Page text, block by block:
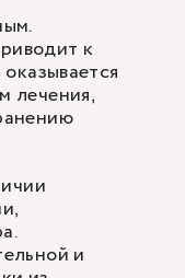
к
лечения,
и